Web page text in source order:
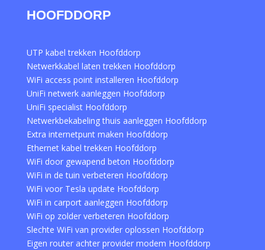
HOOFDDORP
UTP kabel trekken Hoofddorp
Netwerkkabel laten trekken Hoofddorp
WiFi access point installeren Hoofddorp
UniFi netwerk aanleggen Hoofddorp
UniFi specialist Hoofddorp
Netwerkbekabeling thuis aanleggen Hoofddorp
Extra internetpunt maken Hoofddorp
Ethernet kabel trekken Hoofddorp
WiFi door gewapend beton Hoofddorp
WiFi in de tuin verbeteren Hoofddorp
WiFi voor Tesla update Hoofddorp
WiFi in carport aanleggen Hoofddorp
WiFi op zolder verbeteren Hoofddorp
Slechte WiFi van provider oplossen Hoofddorp
Eigen router achter provider modem Hoofddorp